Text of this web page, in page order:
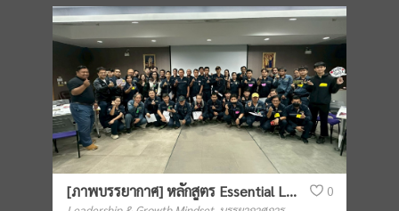
[ภาพบรรยากาศ] หลักสูตร Essential Leadership Skills for Foreman รุ่นที่ 2 (อ.ทวนทอง) 0